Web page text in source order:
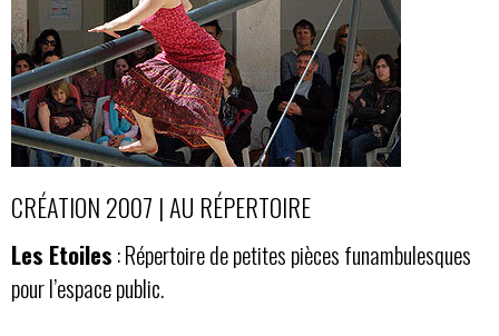
CRÉATION 2007 | AU RÉPERTOIRE
Les Etoiles : Répertoire de petites pièces funambulesques
pour l’espace public.